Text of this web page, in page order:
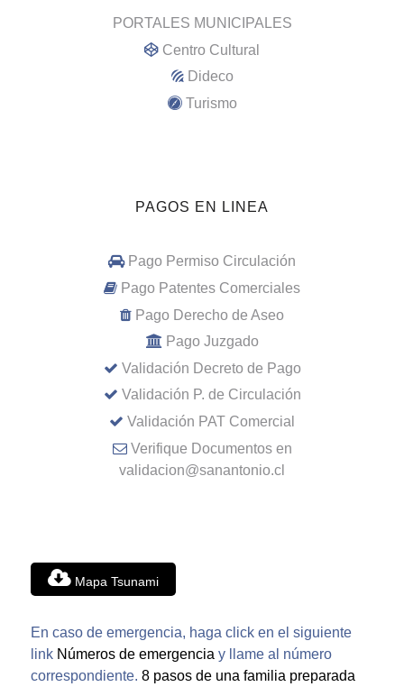
PORTALES MUNICIPALES
Centro Cultural
Dideco
Turismo
PAGOS EN LINEA
Pago Permiso Circulación
Pago Patentes Comerciales
Pago Derecho de Aseo
Pago Juzgado
Validación Decreto de Pago
Validación P. de Circulación
Validación PAT Comercial
Verifique Documentos en
validacion@sanantonio.cl
Mapa Tsunami
En caso de emergencia, haga click en el siguiente
link Números de emergencia y llame al número
correspondiente. 8 pasos de una familia preparada